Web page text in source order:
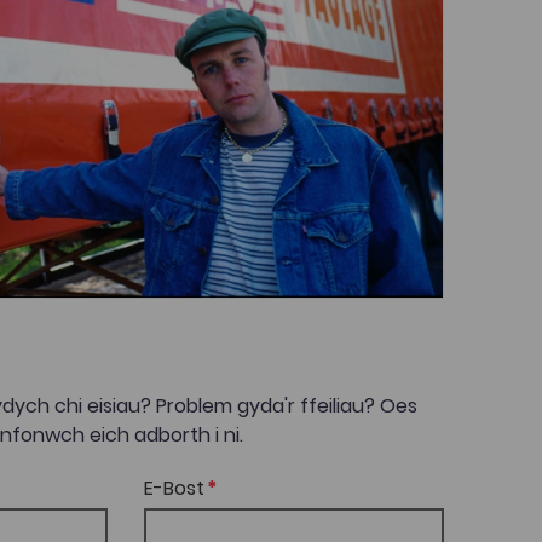
chi eisiau? Problem gyda'r ffeiliau? Oes
eich adborth i ni.
E-Bost